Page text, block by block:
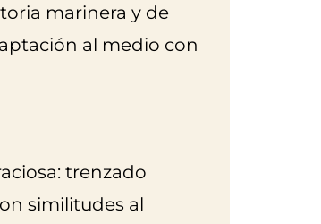
marinera y de
al medio con
trenzado
similitudes al